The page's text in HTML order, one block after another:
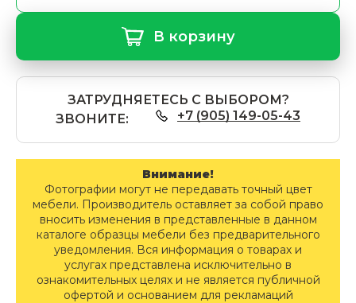
В корзину
ЗАТРУДНЯЕТЕСЬ С ВЫБОРОМ?
ЗВОНИТЕ:
+7 (905) 149-05-43
Внимание!
Фотографии могут не передавать точный цвет
мебели. Производитель оставляет за собой право
вносить изменения в представленные в данном
каталоге образцы мебели без предварительного
уведомления. Вся информация о товарах и
услугах представлена исключительно в
ознакомительных целях и не является публичной
офертой и основанием для рекламаций